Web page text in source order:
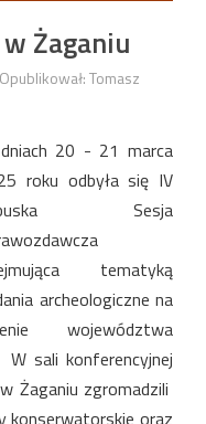
Żaganiu
Opublikował: Tomasz
20 - 21 marca
roku odbyła się IV
Sesja
tematyką
archeologiczne na
województwa
sali konferencyjnej
Żaganiu zgromadzili
konserwatorskie oraz